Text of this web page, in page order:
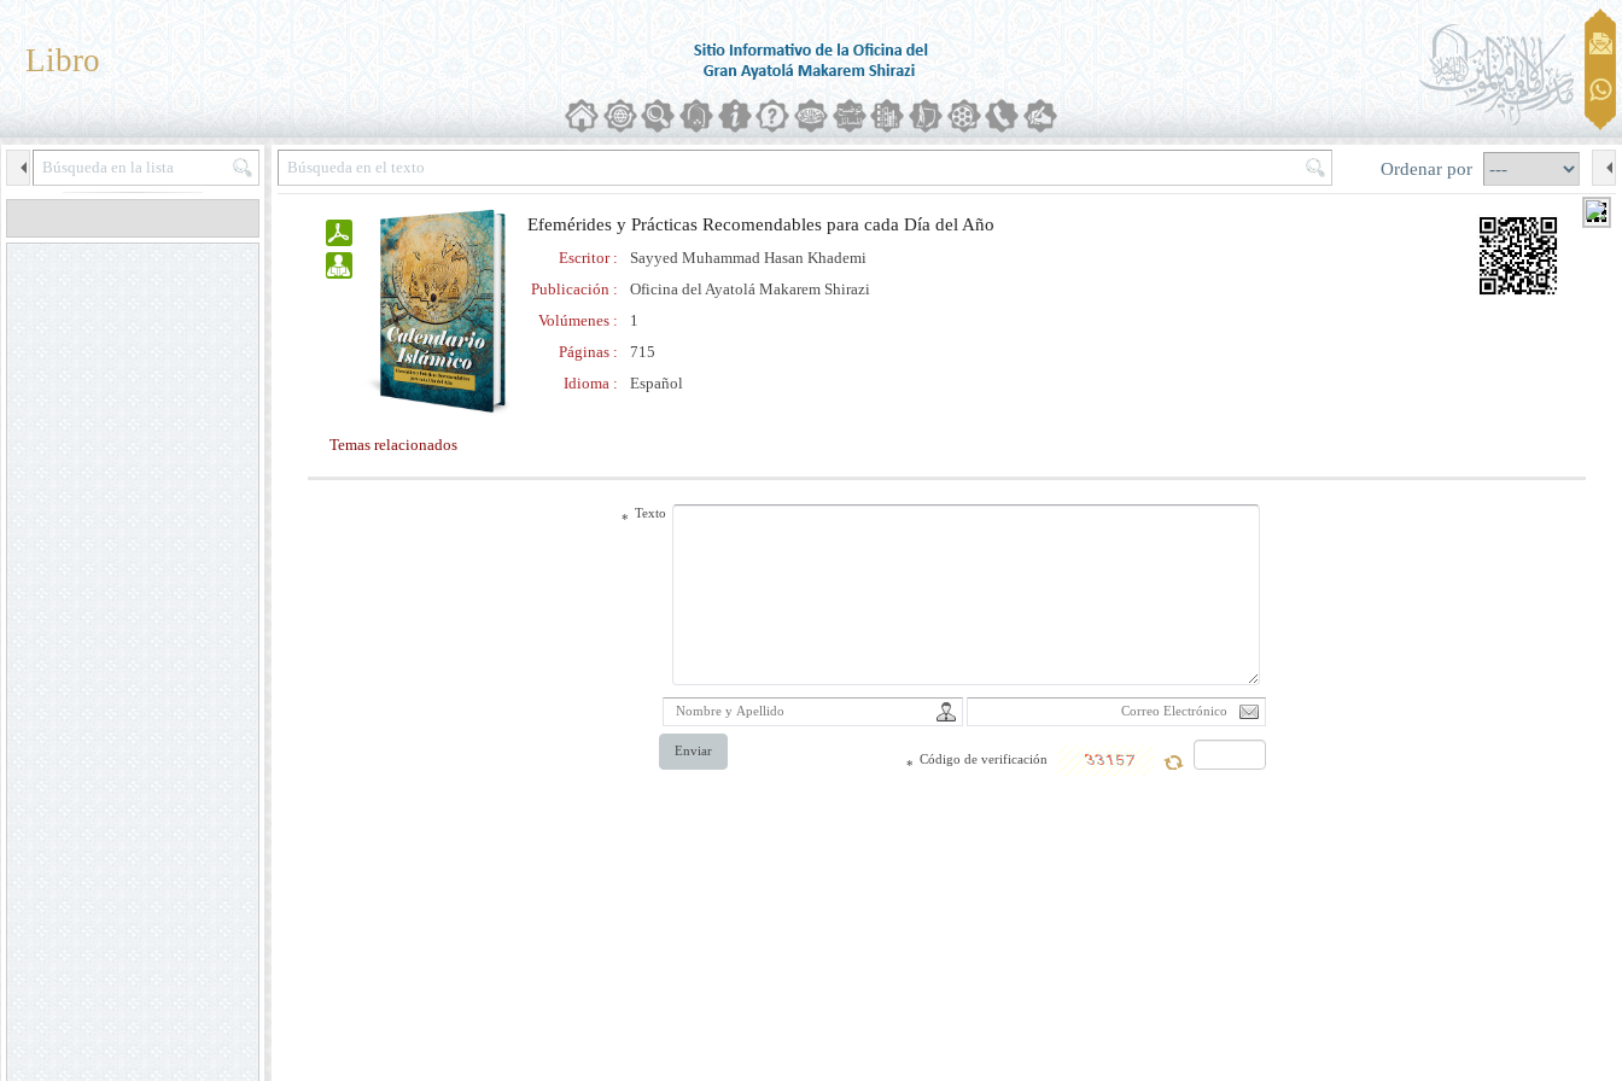
Libro
Ordenar por
Efemérides y Prácticas Recomendables para cada Día del Año
Escritor :
Sayyed Muhammad Hasan Khademi
Publicación :
Oficina del Ayatolá Makarem Shirazi
Volúmenes :
1
Páginas :
715
Idioma :
Español
Temas relacionados
* Texto
Enviar
* Código de verificación